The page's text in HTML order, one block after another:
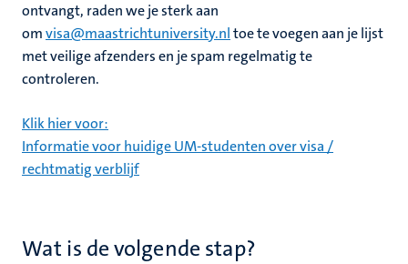
ontvangt, raden we je sterk aan
omvisa@maastrichtuniversity.nltoe te voegen aan je lijst
met veilige afzenders en je spam regelmatig te
controleren.
Klik hier voor:
Informatie voor huidige UM‑studenten over visa /
rechtmatig verblijf
Wat is de volgende stap?